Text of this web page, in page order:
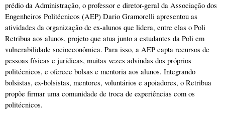
prédio da Administração, o professor e diretor-geral da Associação dos
Engenheiros Politécnicos (AEP) Dario Gramorelli apresentou as
atividades da organização de ex-alunos que lidera, entre elas o Poli
Retribua aos alunos, projeto que atua junto a estudantes da Poli em
vulnerabilidade socioeconômica. Para isso, a AEP capta recursos de
pessoas físicas e jurídicas, muitas vezes advindas dos próprios
politécnicos, e oferece bolsas e mentoria aos alunos. Integrando
bolsistas, ex-bolsistas, mentores, voluntários e apoiadores, o Retribua
propõe firmar uma comunidade de troca de experiências com os
politécnicos.